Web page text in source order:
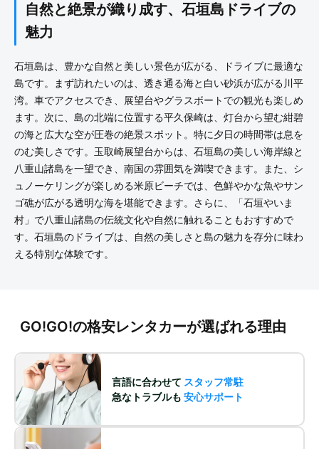
自然と絶景が織り成す、石垣島ドライブの
魅力
石垣島は、豊かな自然と美しい景色が広がる、ドライブに最適な
島です。まず訪れたいのは、透き通る海と白い砂浜が広がる川平
湾。車でアクセスでき、展望台やグラスボートでの観光も楽しめ
ます。次に、島の北端に位置する平久保崎は、灯台から望む紺碧
の海と広大な空が圧巻の絶景スポット。特に夕日の時間帯は息を
のむ美しさです。玉取崎展望台からは、石垣島の美しい海岸線と
八重山諸島を一望でき、南国の雰囲気を満喫できます。また、シ
ュノーケリングが楽しめる米原ビーチでは、色鮮やかな魚やサン
ゴ礁が広がる透明な海を堪能できます。さらに、「石垣やいま
村」で八重山諸島の伝統文化や自然に触れることもおすすめで
す。石垣島のドライブは、自然の美しさと島の魅力を存分に味わ
える特別な体験です。
GO!GO!の格安レンタカーが選ばれる理由
言語に合わせて スタッフ常駐
急なトラブルも 安心サポート